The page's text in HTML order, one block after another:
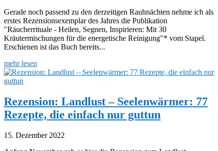
Gerade noch passend zu den derzeitigen Rauhnächten nehme ich als
erstes Rezensionsexemplar des Jahres die Publikation
"Räucherrituale - Heilen, Segnen, Inspirieren: Mit 30
Kräutermischungen für die energetische Reinigung"* vom Stapel.
Erschienen ist das Buch bereits...
mehr lesen
Rezension: Landlust – Seelenwärmer: 77
Rezepte, die einfach nur guttun
15. Dezember 2022